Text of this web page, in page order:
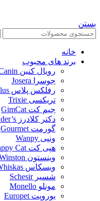
بستن
خانه
برند های محبوب
رویال کنین Royal Canin
جوسرا Josera
رفلکس پلاس Reflex Plus
تریکسی Trixie
جیم کت GimCat
دکتر کلادرز Dr.Clauder’s
گورمت Gourmet
ونپی Wanpy
هپی کت Happy Cat
وینستون Winston
ویسکاس Whiskas
شسیر Schesir
مونلو Monello
یوروپت Europet